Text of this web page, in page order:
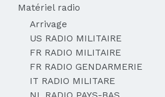
Matériel radio
Arrivage
US RADIO MILITAIRE
FR RADIO MILITAIRE
FR RADIO GENDARMERIE
IT RADIO MILITARE